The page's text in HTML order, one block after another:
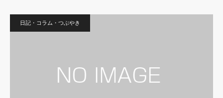
日記・コラム・つぶやき